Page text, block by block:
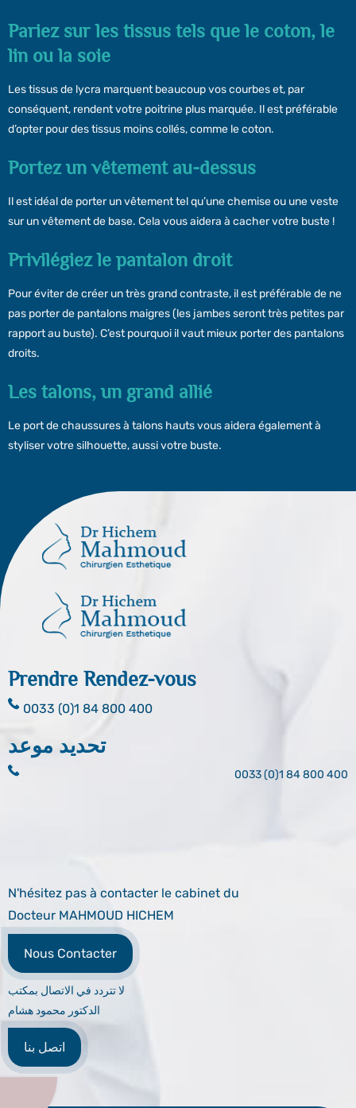
Pariez sur les tissus tels que le coton, le
lin ou la soie
Les tissus de lycra marquent beaucoup vos courbes et, par
conséquent, rendent votre poitrine plus marquée. Il est préférable
d’opter pour des tissus moins collés, comme le coton.
Portez un vêtement au-dessus
Il est idéal de porter un vêtement tel qu’une chemise ou une veste
sur un vêtement de base. Cela vous aidera à cacher votre buste !
Privilégiez le pantalon droit
Pour éviter de créer un très grand contraste, il est préférable de ne
pas porter de pantalons maigres (les jambes seront très petites par
rapport au buste). C’est pourquoi il vaut mieux porter des pantalons
droits.
Les talons, un grand allié
Le port de chaussures à talons hauts vous aidera également à
styliser votre silhouette, aussi votre buste.
Prendre Rendez-vous
0033 (0)1 84 800 400
تحديد موعد
0033 (0)1 84 800 400
N'hésitez pas à contacter le cabinet du
Docteur MAHMOUD HICHEM
Nous Contacter
لا تتردد في الاتصال بمكتب
الدكتور محمود هشام
اتصل بنا